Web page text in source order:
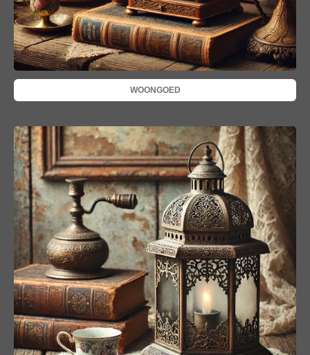
WOONGOED